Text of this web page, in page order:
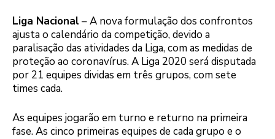
Liga Nacional – A nova formulação dos confrontos
ajusta o calendário da competição, devido a
paralisação das atividades da Liga, com as medidas de
proteção ao coronavírus. A Liga 2020 será disputada
por 21 equipes dividas em três grupos, com sete
times cada.
As equipes jogarão em turno e returno na primeira
fase. As cinco primeiras equipes de cada grupo e o